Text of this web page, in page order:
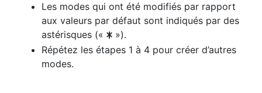
Les modes qui ont été modifiés par rapport
aux valeurs par défaut sont indiqués par des
astérisques (« U »).
Répétez les étapes 1 à 4 pour créer d’autres
modes.